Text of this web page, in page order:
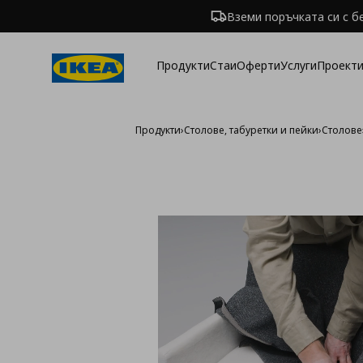
Вземи поръчката си с
ПродуктиСтаиОфертиУслуги
Продукти›Столове, табуретки и пейки›Столове